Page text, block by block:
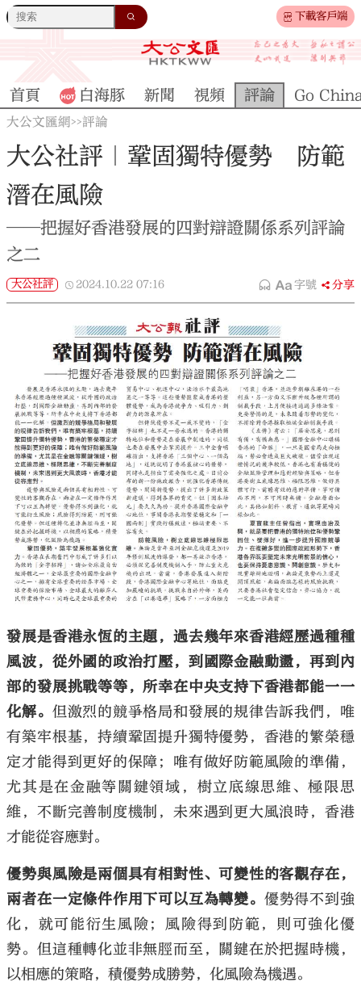
下載客戶端
大公文匯
首頁 白海豚 新聞 視頻 評論 Go
大公文匯網>>評論
大公社評｜鞏固獨特優勢 防範
潛在風險
──把握好香港發展的四對辯證關係系列評論
之二
大公社評 2024.10.22 07:16 字號 分享
發展是香港永恆的主題，過去幾年來香港經歷過種種
風波，從外國的政治打壓，到國際金融動盪，再到內
部的發展挑戰等等，所幸在中央支持下香港都能一一
化解。 但激烈的競爭格局和發展的規律告訴我們，唯
有築牢根基，持續鞏固提升獨特優勢，香港的繁榮穩
定才能得到更好的保障；唯有做好防範風險的準備，
尤其是在金融等關鍵領域，樹立底線思維、極限思
維，不斷完善制度機制，未來遇到更大風浪時，香港
才能從容應對。
優勢與風險是兩個具有相對性、可變性的客觀存在，
兩者在一定條件作用下可以互為轉變。 優勢得不到強
化，就可能衍生風險；風險得到防範，則可強化優
勢。但這種轉化並非無脛而至，關鍵在於把握時機，
以相應的策略，積優勢成勝勢，化風險為機遇。